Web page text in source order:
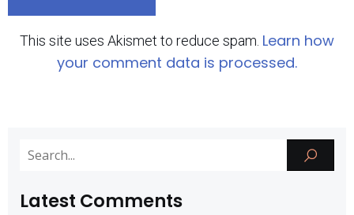
This site uses Akismet to reduce spam. Learn how
your comment data is processed.
Latest Comments